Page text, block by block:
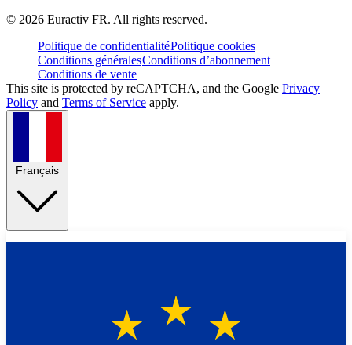
© 2026 Euractiv FR. All rights reserved.
Politique de confidentialitéPolitique cookies
Conditions généralesConditions d’abonnement
Conditions de vente
This site is protected by reCAPTCHA, and the Google Privacy
Policy and Terms of Service apply.
Français